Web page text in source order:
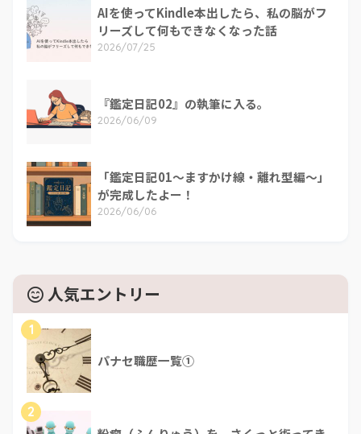
AIを使ってKindle本出したら、私の脳がフ
リーズして何もできなくなった話
2026/07/25
『鑑定日記02』の執筆に入る。
2026/06/09
「鑑定日記01～ますかけ線・離れ型編～」
が完成したよー！
2026/06/06
人気エントリー
1
パナセ職歴一覧①
2